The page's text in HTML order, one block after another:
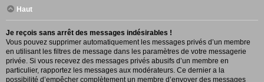
Haut
Je reçois sans arrêt des messages indésirables !
Vous pouvez supprimer automatiquement les messages privés d’un membre
en utilisant les filtres de message dans les paramètres de votre messagerie
privée. Si vous recevez des messages privés abusifs d’un membre en
particulier, rapportez les messages aux modérateurs. Ce dernier a la
possibilité d’empêcher complètement un membre d’envoyer des messages